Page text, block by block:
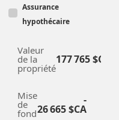
Assurance
hypothécaire
Valeur
de la
propriété
177 765 $CA
Mise
de
fond
-
26 665 $CA